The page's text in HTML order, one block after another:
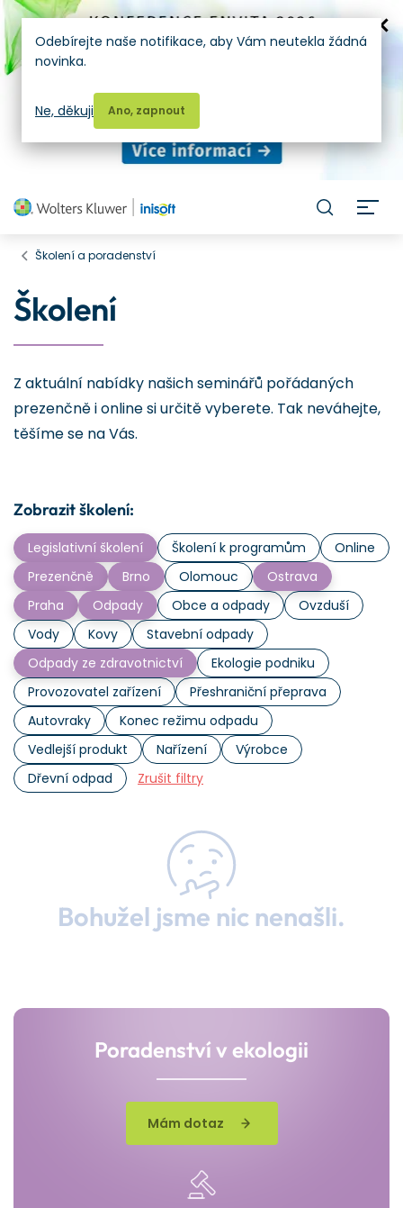
Školení a poradenství
Školení
Z aktuální nabídky našich seminářů pořádaných
prezenčně i online si určitě vyberete. Tak neváhejte,
těšíme se na Vás.
Zobrazit školení:
Legislativní školení Školení k programům
Online
Prezenčně
Brno Olomouc
Ostrava
Praha
Odpady Obce a odpady
Ovzduší
Vody
Kovy
Stavební odpady
Odpady ze zdravotnictví
Ekologie podniku
Provozovatel zařízení
Přeshraniční přeprava
Autovraky
Konec režimu odpadu
Vedlejší produkt
Nařízení
Výrobce
Dřevní odpad
Zrušit filtry
Bohužel jsme nic nenašli.
Poradenství v ekologii
Mám dotaz
Odebírejte naše notifikace, aby Vám neutekla žádná
novinka.
Ano, zapnout
Ne, děkuji